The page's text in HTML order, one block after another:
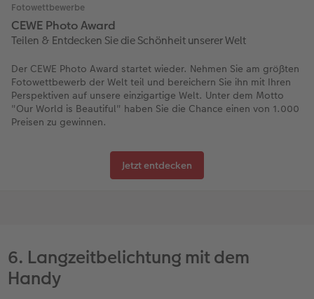
Fotowettbewerbe
CEWE Photo Award
Teilen & Entdecken Sie die Schönheit unserer Welt
Der CEWE Photo Award startet wieder. Nehmen Sie am größten
Fotowettbewerb der Welt teil und bereichern Sie ihn mit Ihren
Perspektiven auf unsere einzigartige Welt. Unter dem Motto
"Our World is Beautiful" haben Sie die Chance einen von 1.000
Preisen zu gewinnen.
Jetzt entdecken
6. Langzeitbelichtung mit dem
Handy